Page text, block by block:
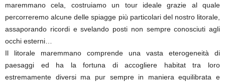
maremmano cela, costruiamo un tour ideale grazie al quale
percorreremo alcune delle spiagge più particolari del nostro litorale,
assaporando ricordi e svelando posti non sempre conosciuti agli
occhi esterni…
Il litorale maremmano comprende una vasta eterogeneità di
paesaggi ed ha la fortuna di accogliere habitat tra loro
estremamente diversi ma pur sempre in maniera equilibrata e